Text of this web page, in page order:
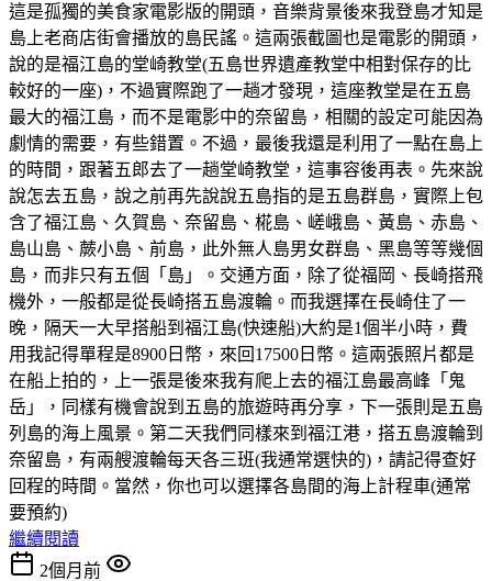
這是孤獨的美食家電影版的開頭，音樂背景後來我登島才知是
島上老商店街會播放的島民謠。這兩張截圖也是電影的開頭，
說的是福江島的堂崎教堂(五島世界遺產教堂中相對保存的比
較好的一座)，不過實際跑了一趟才發現，這座教堂是在五島
最大的福江島，而不是電影中的奈留島，相關的設定可能因為
劇情的需要，有些錯置。不過，最後我還是利用了一點在島上
的時間，跟著五郎去了一趟堂崎教堂，這事容後再表。先來說
說怎去五島，說之前再先說說五島指的是五島群島，實際上包
含了福江島、久賀島、奈留島、椛島、嵯峨島、黃島、赤島、
島山島、蕨小島、前島，此外無人島男女群島、黑島等等幾個
島，而非只有五個「島」。交通方面，除了從福岡、長崎搭飛
機外，一般都是從長崎搭五島渡輪。而我選擇在長崎住了一
晚，隔天一大早搭船到福江島(快速船)大約是1個半小時，費
用我記得單程是8900日幣，來回17500日幣。這兩張照片都是
在船上拍的，上一張是後來我有爬上去的福江島最高峰「鬼
岳」，同樣有機會說到五島的旅遊時再分享，下一張則是五島
列島的海上風景。第二天我們同樣來到福江港，搭五島渡輪到
奈留島，有兩艘渡輪每天各三班(我通常選快的)，請記得查好
回程的時間。當然，你也可以選擇各島間的海上計程車(通常
要預約)
繼續閱讀
2個月前